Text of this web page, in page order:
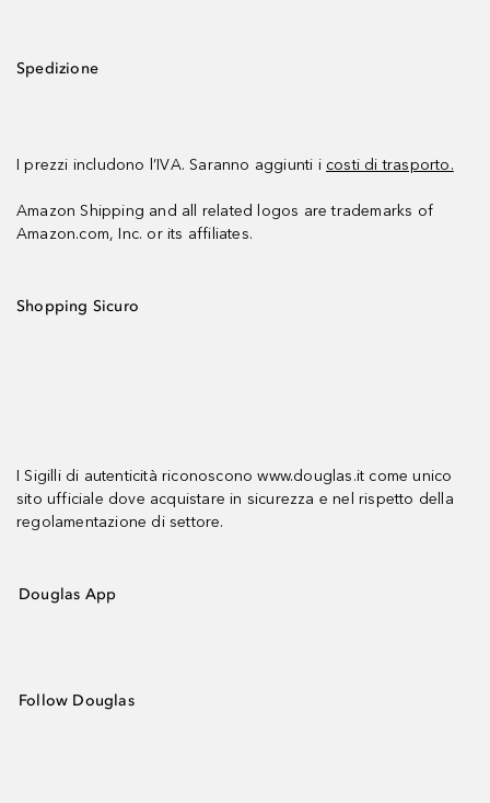
Spedizione
I prezzi includono l’IVA. Saranno aggiunti i costi di trasporto.
Amazon Shipping and all related logos are trademarks of
Amazon.com, Inc. or its affiliates.
Shopping Sicuro
I Sigilli di autenticità riconoscono www.douglas.it come unico
sito ufficiale dove acquistare in sicurezza e nel rispetto della
regolamentazione di settore.
Douglas App
Follow Douglas